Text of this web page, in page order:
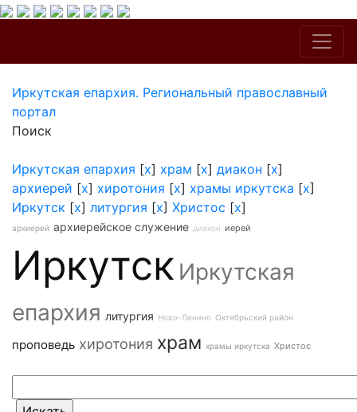
Иркутская епархия. Региональный православный
портал
Поиск
Иркутская епархия [x] храм [x] диакон [x]
архиерей [x] хиротония [x] храмы иркутска [x]
Иркутск [x] литургия [x] Христос [x]
архиерей архиерейское служение диакон иерей
Иркутск Иркутская
епархия литургия Ново-Ленино Октябрьский район
проповедь хиротония храм храмы иркутска Христос